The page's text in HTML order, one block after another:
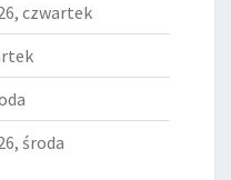
czwartek
środa